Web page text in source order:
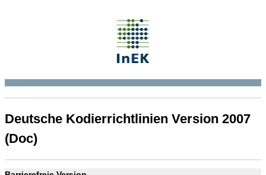
Deutsche Kodierrichtlinien Version 2007
(Doc)